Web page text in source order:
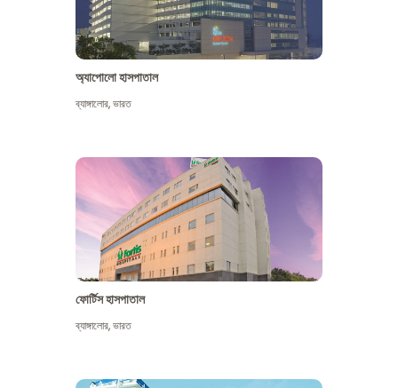
অ্যাপোলো হাসপাতাল
ব্যাঙ্গালোর,ভারত
ফোর্টিস হাসপাতাল
ব্যাঙ্গালোর,ভারত